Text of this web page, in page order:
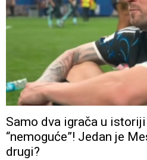
Samo dva igrača u
“nemoguće”! Jedan je
drugi?